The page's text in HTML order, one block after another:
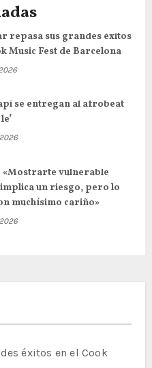
repasa sus grandes éxitos
Music Fest de Barcelona
se entregan al afrobeat
«Mostrarte vulnerable
un riesgo, pero lo
muchísimo cariño»
éxitos en el Cook